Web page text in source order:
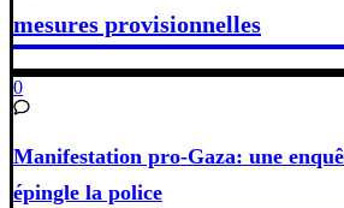
mesures provisionnelles
0
Manifestation pro-Gaza: une
épingle la police